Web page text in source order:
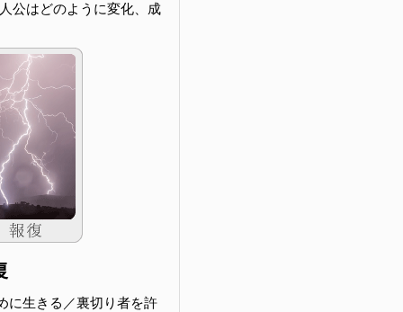
公はどのように変化、成
に生きる／裏切り者を許